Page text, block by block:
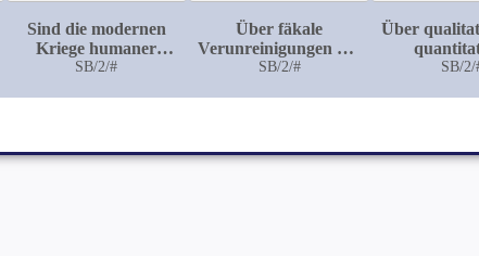
Sind die modernen
Kriege humaner
geworden?
SB/2/#
Über fäkale
Verunreinigungen auf
Obst und Gemüse
SB/2/#
Über
SB/2/